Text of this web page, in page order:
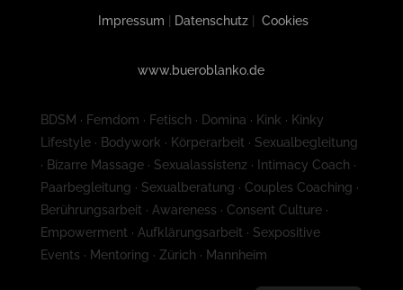
Impressum Datenschutz| Cookies
www.bueroblanko.de
BDSM · Femdom · Fetisch · Domina · Kink · Kinky
Lifestyle · Bodywork · Körperarbeit · Sexualbegleitung
· Bizarre Massage · Sexualassistenz · Intimacy Coach ·
Paarbegleitung · Sexualberatung · Couples Coaching ·
Berührungsarbeit · Awareness · Consent Culture ·
Empowerment · Aufklärungsarbeit · Sexpositive
Events · Mentoring · Zürich · Mannheim